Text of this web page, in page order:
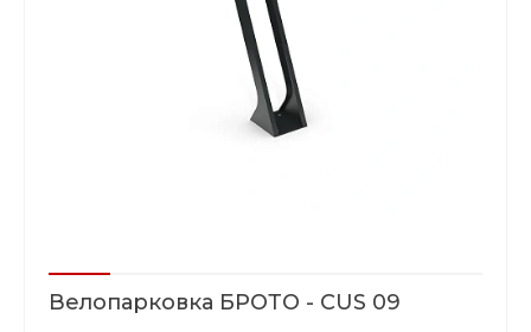
Велопарковка БРОТО - CUS 09